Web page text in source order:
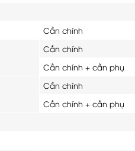
Cần chính
Cần chính
Cần chính + cần phụ
Cần chính
Cần chính + cần phụ